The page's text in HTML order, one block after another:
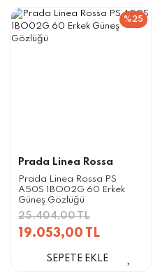
%25
Prada Linea Rossa
Prada Linea Rossa PS
A50S 1BO02G 60 Erkek
Güneş Gözlüğü
25.404,00 TL
19.053,00 TL
SEPETE EKLE